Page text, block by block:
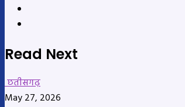
Read Next
छतीसगढ़
May 27, 2026